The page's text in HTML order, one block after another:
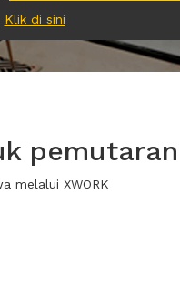
Klik di sini
melalui XWORK